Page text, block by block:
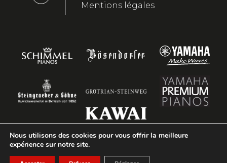
Mentions légales
Nous utilisons des cookies pour vous offrir la meilleure
expérience sur notre site.